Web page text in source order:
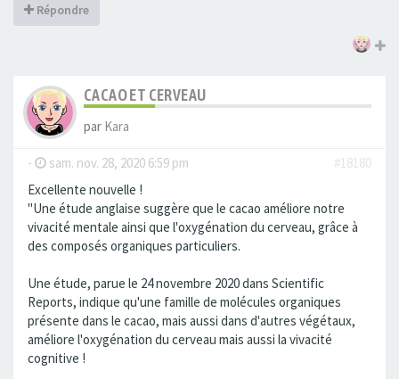
Répondre
CACAO ET CERVEAU
par Kara
- sam. nov. 28, 2020 6:59 pm
#18180
Excellente nouvelle !
"Une étude anglaise suggère que le cacao améliore notre
vivacité mentale ainsi que l'oxygénation du cerveau, grâce à
des composés organiques particuliers.
Une étude, parue le 24 novembre 2020 dans Scientific
Reports, indique qu'une famille de molécules organiques
présente dans le cacao, mais aussi dans d'autres végétaux,
améliore l'oxygénation du cerveau mais aussi la vivacité
cognitive !